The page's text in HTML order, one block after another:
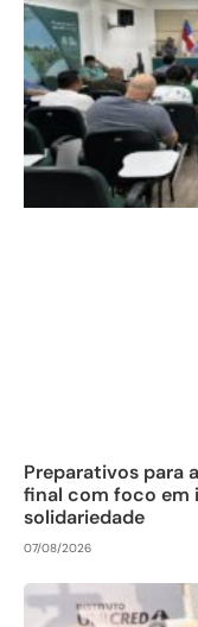
Preparativos para
final com foco em
solidariedade
07/08/2026